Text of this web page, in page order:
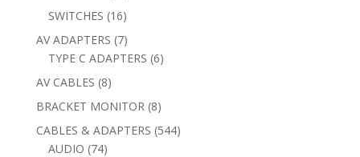
products
SWITCHES 1616
products
AV ADAPTERS 77
products
TYPE C ADAPTERS 66
AV CABLES 88
products
BRACKET MONITOR 88
products
CABLES & ADAPTERS 544544
AUDIO 7474